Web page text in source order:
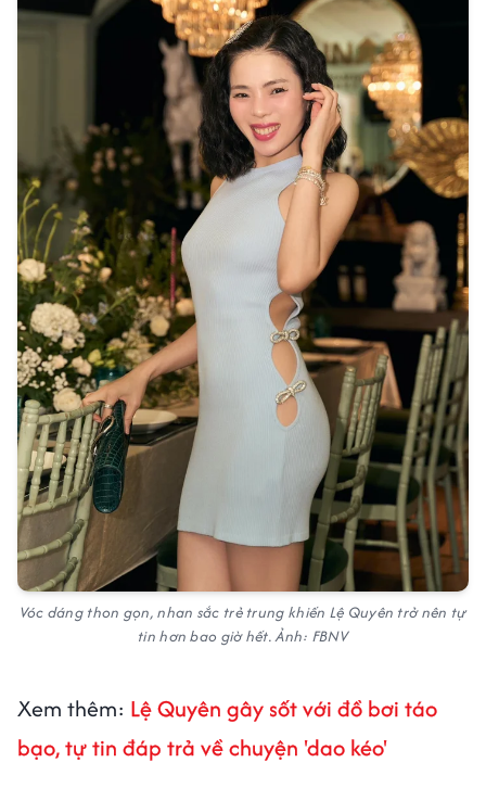
Vóc dáng thon gọn, nhan sắc trẻ trung khiến Lệ Quyên trở nên tự
tin hơn bao giờ hết. Ảnh: FBNV
Xem thêm: Lệ Quyên gây sốt với đồ bơi táo
bạo, tự tin đáp trả về chuyện 'dao kéo'